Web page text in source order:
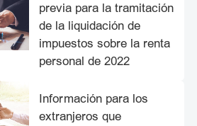
previa para la tramitación
de la liquidación de
impuestos sobre la renta
personal de 2022
Información para los
extranjeros que